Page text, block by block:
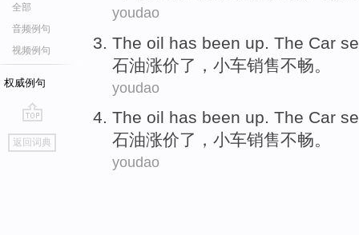
全部
音频例句
视频例句
权威例句
go
top
返回词典
youdao
The oil has been up The Car
石油涨价了 ， 小车销售不畅 。
youdao
The oil has been up. The Car
石油涨价了 ， 小车销售不畅。
youdao